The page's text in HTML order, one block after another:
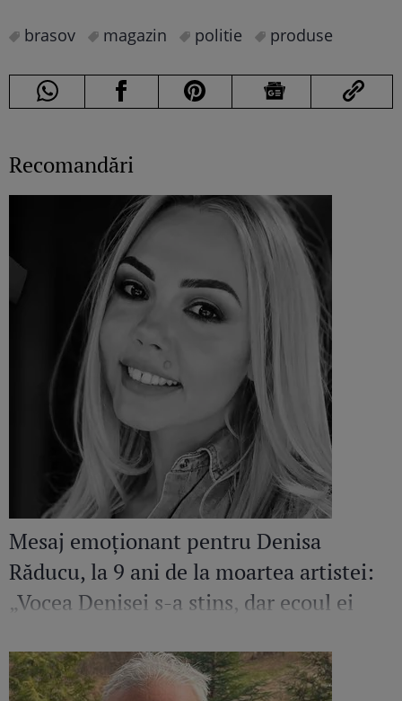
brasov magazin politie produse
Recomandări
Mesaj emoționant pentru Denisa
Răducu, la 9 ani de la moartea artistei:
„Vocea Denisei s-a stins, dar ecoul ei